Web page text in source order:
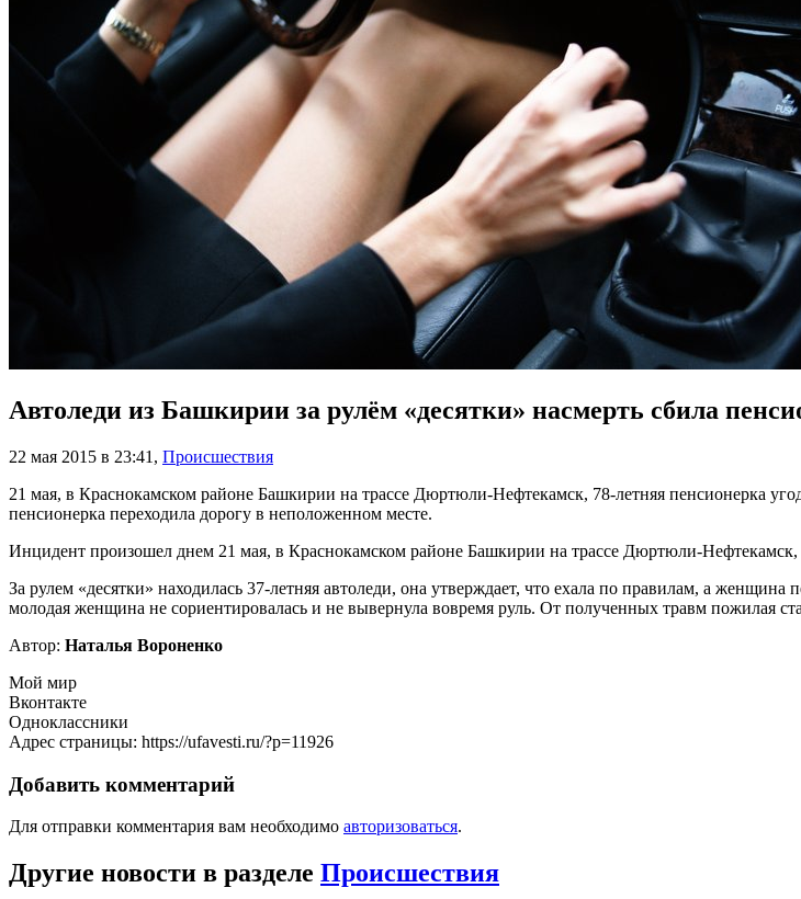
Автоледи из Башкирии за рулём «десятки» насмерть сбила
22 мая 2015 в 23:41 , Происшествия
21 мая, в Краснокамском районе Башкирии на трассе Дюртюли-Нефтекамск, 78-летняя пенсионерка
пенсионерка переходила дорогу в неположенном месте.
Инцидент произошел днем 21 мая, в Краснокамском районе Башкирии на трассе Дюртюли-Нефтекамск,
За рулем «десятки» находилась 37-летняя автоледи, она утверждает, что ехала по правилам, а
молодая женщина не сориентировалась и не вывернула вовремя руль. От полученных травм пожилая
Автор: Наталья Вороненко
Мой мир
Вконтакте
Одноклассники
Адрес страницы: https://ufavesti.ru/?p=11926
Добавить комментарий
Для отправки комментария вам необходимо авторизоваться.
Другие новости в разделе Происшествия